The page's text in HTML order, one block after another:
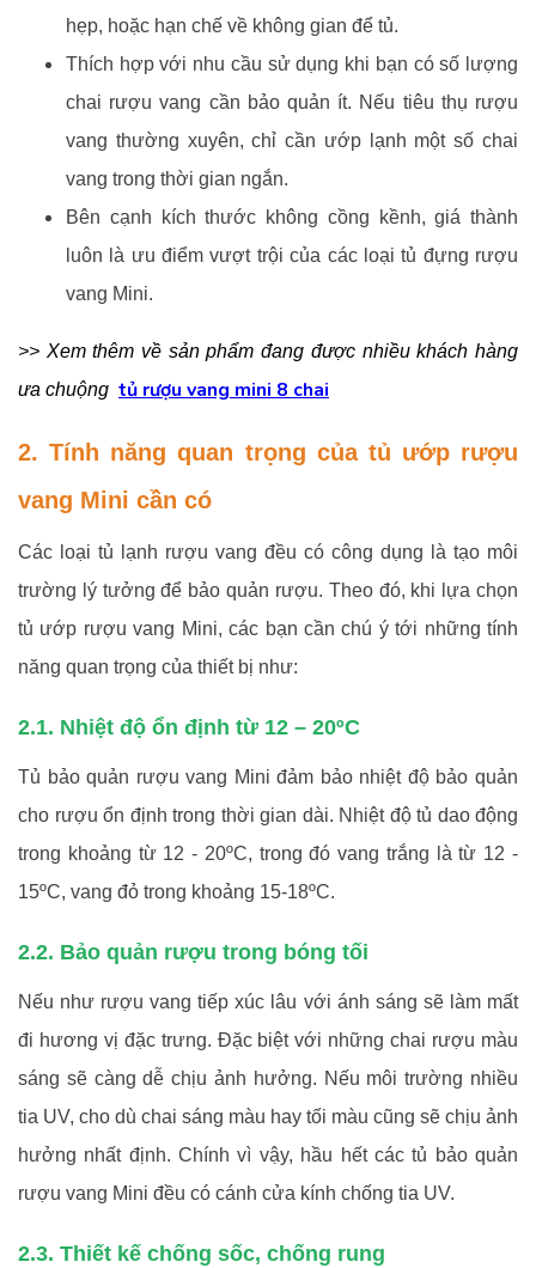
hẹp, hoặc hạn chế về không gian để tủ.
Thích hợp với nhu cầu sử dụng khi bạn có số lượng
chai rượu vang cần bảo quản ít. Nếu tiêu thụ rượu
vang thường xuyên, chỉ cần ướp lạnh một số chai
vang trong thời gian ngắn.
Bên cạnh kích thước không cồng kềnh, giá thành
luôn là ưu điểm vượt trội của các loại tủ đựng rượu
vang Mini.
>> Xem thêm về sản phẩm đang được nhiều khách hàng
ưa chuộng tủ rượu vang mini 8 chai
2. Tính năng quan trọng của tủ ướp rượu
vang Mini cần có
Các loại tủ lạnh rượu vang đều có công dụng là tạo môi
trường lý tưởng để bảo quản rượu. Theo đó, khi lựa chọn
tủ ướp rượu vang Mini, các bạn cần chú ý tới những tính
năng quan trọng của thiết bị như:
2.1. Nhiệt độ ổn định từ 12 – 20ºC
Tủ bảo quản rượu vang Mini đảm bảo nhiệt độ bảo quản
cho rượu ổn định trong thời gian dài. Nhiệt độ tủ dao động
trong khoảng từ 12 - 20ºC, trong đó vang trắng là từ 12 -
15ºC, vang đỏ trong khoảng 15-18ºC.
2.2. Bảo quản rượu trong bóng tối
Nếu như rượu vang tiếp xúc lâu với ánh sáng sẽ làm mất
đi hương vị đặc trưng. Đặc biệt với những chai rượu màu
sáng sẽ càng dễ chịu ảnh hưởng. Nếu môi trường nhiều
tia UV, cho dù chai sáng màu hay tối màu cũng sẽ chịu ảnh
hưởng nhất định. Chính vì vậy, hầu hết các tủ bảo quản
rượu vang Mini đều có cánh cửa kính chống tia UV.
2.3. Thiết kế chống sốc, chống rung